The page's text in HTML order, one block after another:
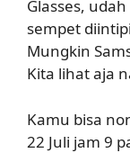
Glasses,
sempet
Mungkin
Kita lihat aja
Kamu bisa
22 Juli jam 9